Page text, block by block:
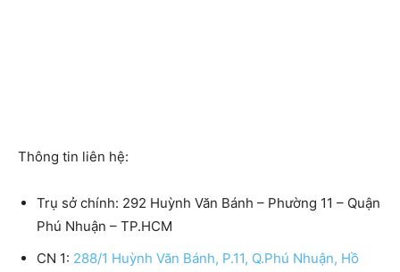
Thông tin liên hệ:
Trụ sở chính: 292 Huỳnh Văn Bánh – Phường 11 – Quận
Phú Nhuận – TP.HCM
CN 1: 288/1 Huỳnh Văn Bánh, P.11, Q.Phú Nhuận, Hồ